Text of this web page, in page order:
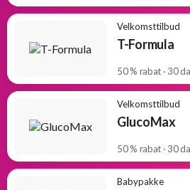
Velkomsttilbud
T-Formula
50 % rabat · 30
Velkomsttilbud
GlucoMax
50 % rabat · 30
Babypakke